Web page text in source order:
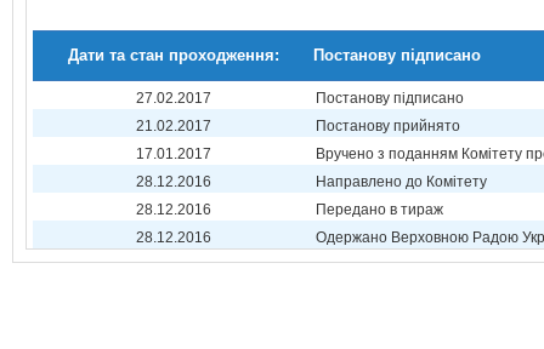
Дати та стан проходження: Постанову підписано
27.02.2017
Постанову підписано
21.02.2017
Постанову прийнято
17.01.2017
Вручено з поданням Комітету
28.12.2016
Направлено до Комітету
28.12.2016
Передано в тираж
28.12.2016
Одержано Верховною Радою